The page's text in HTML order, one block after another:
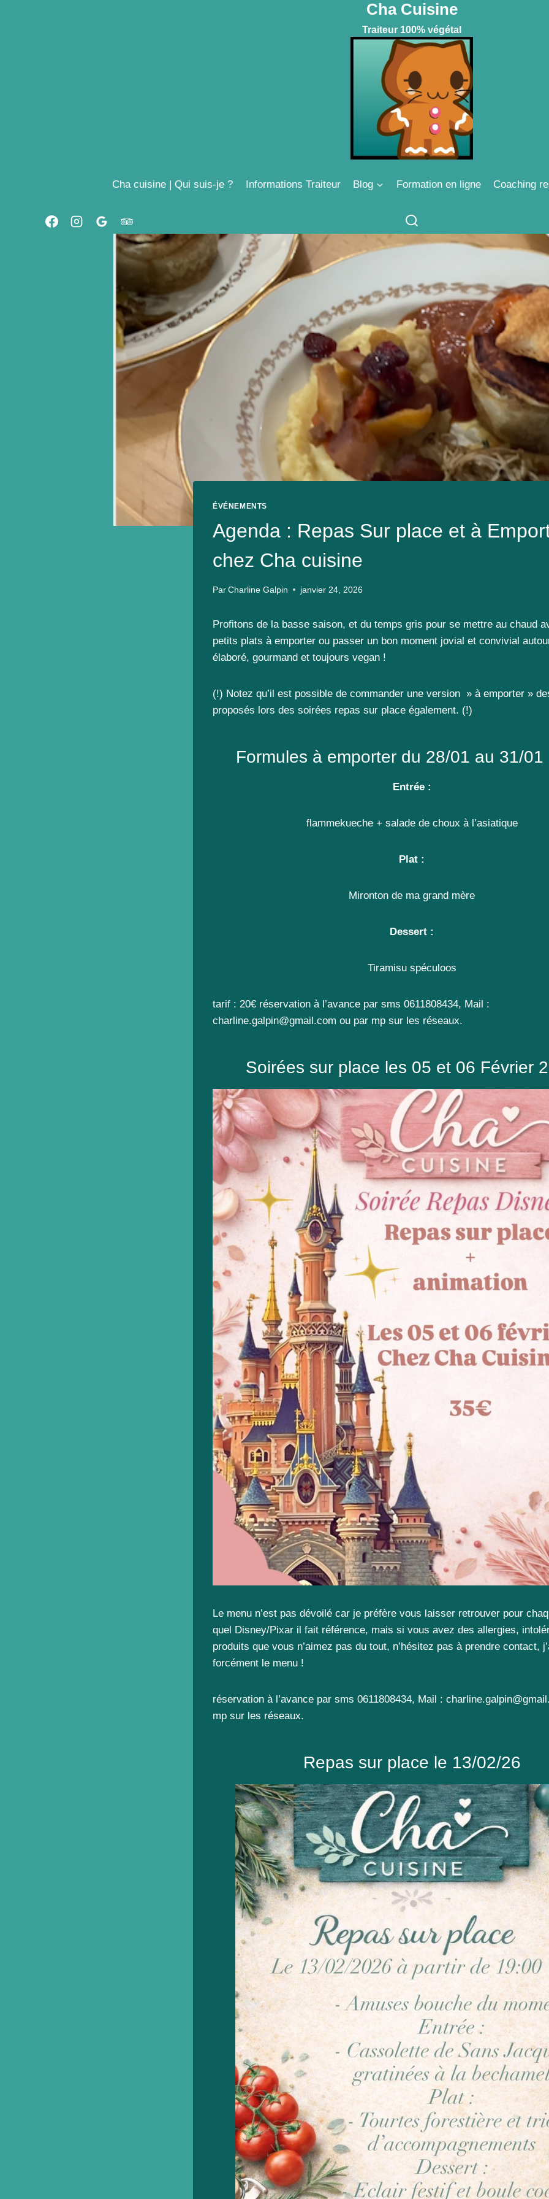
Cha Cuisine
Traiteur 100% végétal
Cha cuisine | Qui suis-je ? Informations Traiteur Blog Formation en ligne Coaching
ÉVÉNEMENTS
Agenda : Repas Sur place et à
chez Cha cuisine
Par Charline Galpin janvier 24, 2026
Profitons de la basse saison, et du temps gris pour se mettre au chaud
petits plats à emporter ou passer un bon moment jovial et convivial
élaboré, gourmand et toujours vegan !
(!) Notez qu’il est possible de commander une version » à emporter »
proposés lors des soirées repas sur place également. (!)
Formules à emporter du 28/01 au 31/01
Entrée :
flammekueche + salade de choux à l’asiatique
Plat :
Mironton de ma grand mère
Dessert :
Tiramisu spéculoos
tarif : 20€ réservation à l’avance par sms 0611808434, Mail :
charline.galpin@gmail.com ou par mp sur les réseaux.
Soirées sur place les 05 et 06 Février
Le menu n’est pas dévoilé car je préfère vous laisser retrouver pour
quel Disney/Pixar il fait référence, mais si vous avez des allergies,
produits que vous n’aimez pas du tout, n’hésitez pas à prendre contact,
forcément le menu !
réservation à l’avance par sms 0611808434, Mail :
mp sur les réseaux.
Repas sur place le 13/02/26